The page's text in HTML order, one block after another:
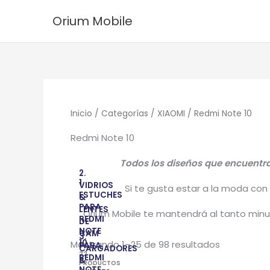
contenido
Orium Mobile
Inicio / Categorías / XIAOMI / Redmi Note 10
Redmi Note 10
Todos los diseños que
Si te gusta estar a la moda
Orium Mobile te mantendrá al tanto
Mostrando 1–25 de 98 resultados
1.
ESTUCHES
PARA
REDMI
NOTE
10
22
PRODUCTOS
2.
VIDRIOS
&
LENTES
DE
CAM
PARA
REDMI
3.
CARGADORES
&